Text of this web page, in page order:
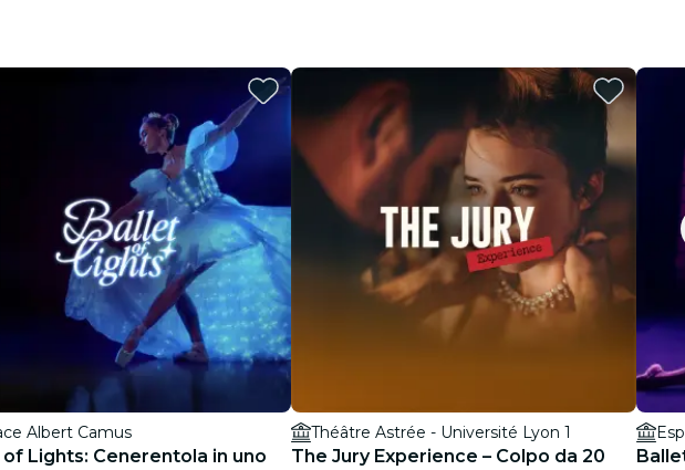
Albert Camus
Lights: Cenerentola in uno
Théâtre Astrée - Université Lyon 1
The Jury Experience – Colpo da 20